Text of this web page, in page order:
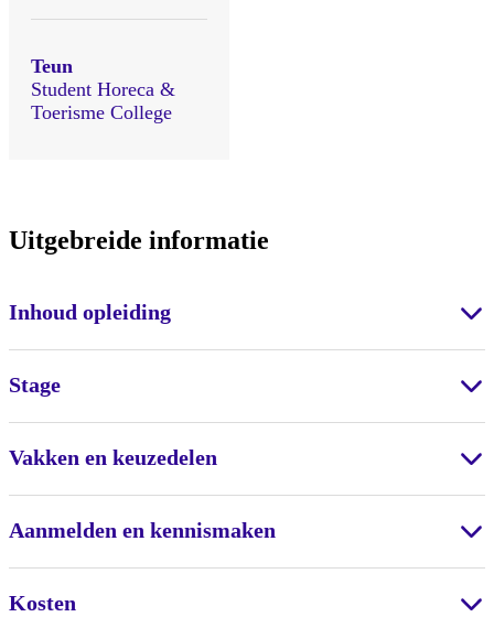
Teun
Student Horeca &
Toerisme College
Uitgebreide informatie
Inhoud opleiding
Stage
Vakken en keuzedelen
Aanmelden en kennismaken
Kosten